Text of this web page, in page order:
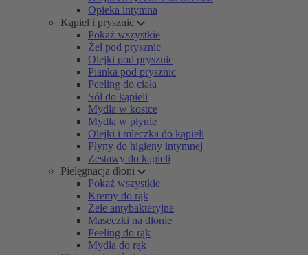
Opieka intymna
Kąpiel i prysznic
Pokaż wszystkie
Żel pod prysznic
Olejki pod prysznic
Pianka pod prysznic
Peeling do ciała
Sól do kąpieli
Mydła w kostce
Mydła w płynie
Olejki i mleczka do kąpieli
Płyny do higieny intymnej
Zestawy do kąpieli
Pielęgnacja dłoni
Pokaż wszystkie
Kremy do rąk
Żele antybakteryjne
Maseczki na dłonie
Peeling do rąk
Mydła do rąk